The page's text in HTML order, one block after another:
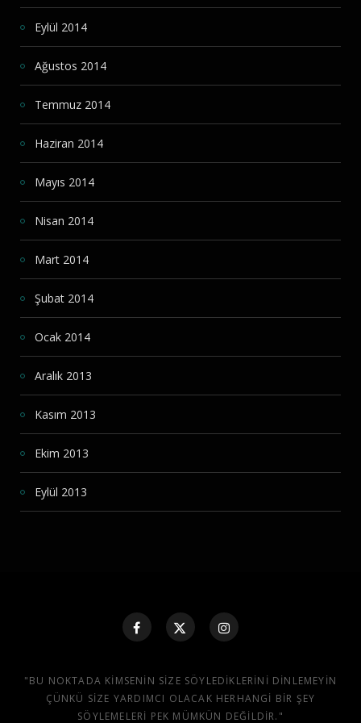
Eylül 2014
Ağustos 2014
Temmuz 2014
Haziran 2014
Mayıs 2014
Nisan 2014
Mart 2014
Şubat 2014
Ocak 2014
Aralık 2013
Kasım 2013
Ekim 2013
Eylül 2013
"BU NOKTADA KIMSENIN SIZE SÖYLEDIKLERINI DINLEMEYIN
ÇÜNKÜ SIZE YARDIMCI OLACAK HERHANGI BIR ŞEY
SÖYLEMELERI PEK MÜMKÜN DEĞILDIR."